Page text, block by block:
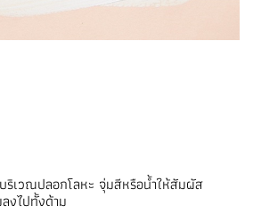
เวณปลอกโลหะ จุ่มสีหรือน้ำให้สัมผัส
งไปทั้งด้าม